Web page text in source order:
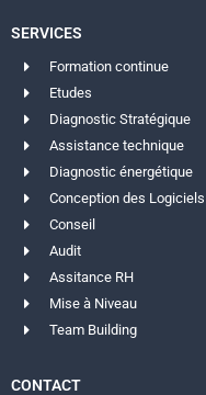
SERVICES
Formation continue
Etudes
Diagnostic Stratégique
Assistance technique
Diagnostic énergétique
Conception des Logiciels
Conseil
Audit
Assitance RH
Mise à Niveau
Team Building
CONTACT